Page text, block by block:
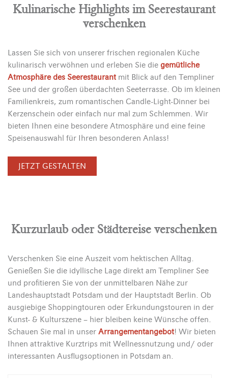
Kulinarische Highlights im Seerestaurant
verschenken
Lassen Sie sich von unserer frischen regionalen Küche
kulinarisch verwöhnen und erleben Sie die gemütliche
Atmosphäre des Seerestaurant mit Blick auf den Templiner
See und der großen überdachten Seeterrasse. Ob im kleinen
Familienkreis, zum romantischen Candle-Light-Dinner bei
Kerzenschein oder einfach nur mal zum Schlemmen. Wir
bieten Ihnen eine besondere Atmosphäre und eine feine
Speisenauswahl für Ihren besonderen Anlass!
JETZT GESTALTEN
Kurzurlaub oder Städtereise verschenken
Verschenken Sie eine Auszeit vom hektischen Alltag.
Genießen Sie die idyllische Lage direkt am Templiner See
und profitieren Sie von der unmittelbaren Nähe zur
Landeshauptstadt Potsdam und der Hauptstadt Berlin. Ob
ausgiebige Shoppingtouren oder Erkundungstouren in der
Kunst- & Kulturszene – hier bleiben keine Wünsche offen.
Schauen Sie mal in unser Arrangementangebot! Wir bieten
Ihnen attraktive Kurztrips mit Wellnessnutzung und/ oder
interessanten Ausflugsoptionen in Potsdam an.